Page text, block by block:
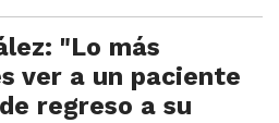
"Lo más
ver a un paciente
regreso a su